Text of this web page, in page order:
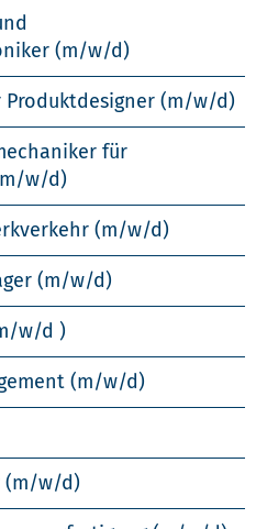
(m/w/d)
Produktdesigner (m/w/d)
für
w/d)
(m/w/d)
(m/w/d)
w/d )
(m/w/d)
(m/w/d)